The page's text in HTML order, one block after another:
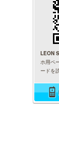
LEON
ホ用ペ
ードを